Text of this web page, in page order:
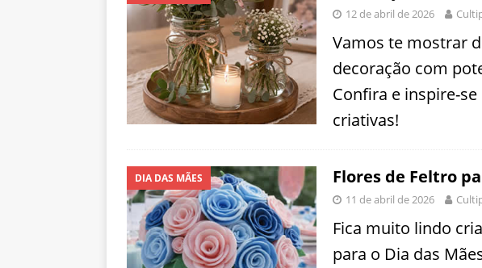
12 de abril de 2026
Vamos te mostrar
decoração com
Confira e inspire-
criativas!
DIA DAS MÃES Flores de Feltro
11 de abril de 2026
Fica muito lindo
para o Dia das